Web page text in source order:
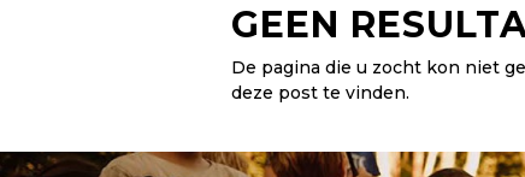
GEEN
De pagina die u zocht kon niet
deze post te vinden.